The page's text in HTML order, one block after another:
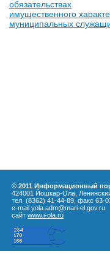
обязательствах
имущественного
муниципальных
© 2011 Информационный
424001 Йошкар-Ола,
тел. (8362) 41-44-89, факс 63-
e-mail yola.adm@mari-el.gov.ru
сайт www.i-ola.ru